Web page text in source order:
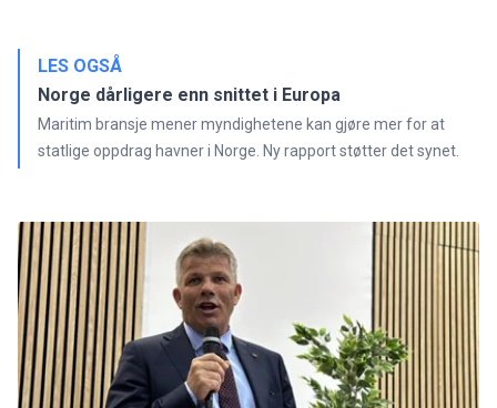
LES OGSÅ
Norge dårligere enn snittet i Europa
Maritim bransje mener myndighetene kan gjøre mer for at
statlige oppdrag havner i Norge. Ny rapport støtter det synet.